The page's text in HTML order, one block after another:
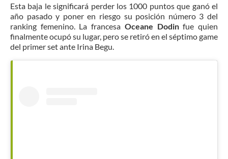
Esta baja le significará perder los 1000 puntos que ganó el
año pasado y poner en riesgo su posición número 3 del
ranking femenino. La francesa Oceane Dodinfue quien
finalmente ocupó su lugar, pero se retiró en el séptimo game
del primer set ante Irina Begu.